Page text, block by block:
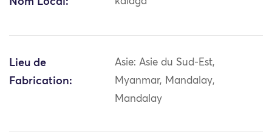
Lieu de
Fabrication:
Asie: Asie du Sud-Est,
Myanmar, Mandalay,
Mandalay